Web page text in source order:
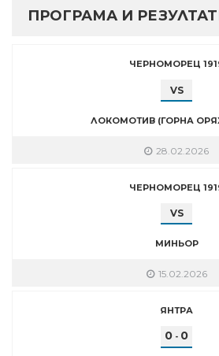
ПРОГРАМА И
ЧЕРНОМОРЕЦ
VS
ЛОКОМОТИВ (ГОРНА
28.02.2026
ЧЕРНОМОРЕЦ
VS
МИНЬОР
15.02.2026
ЯНТРА
0 - 0